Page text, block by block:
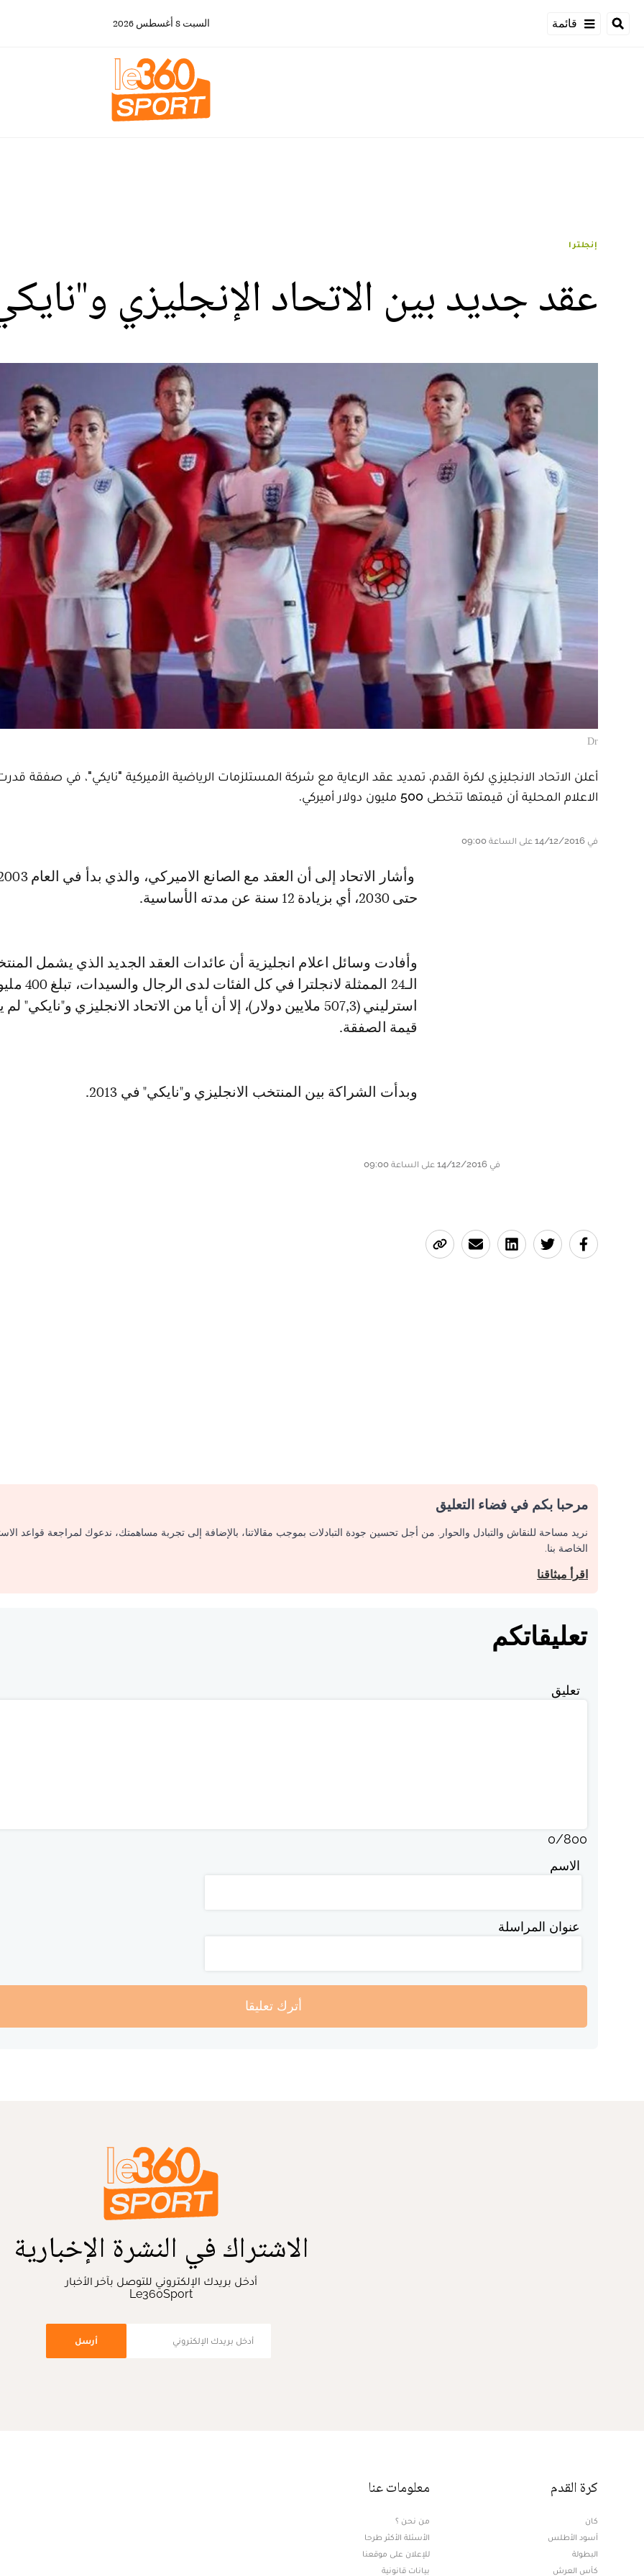
قائمة السبت 8 أغسطس 2026
إنجلترا
عقد جديد بين الاتحاد الإنجليزي
Dr
أعلن الاتحاد الانجليزي لكرة القدم، تمديد عقد الرعاية مع شركة المستلزمات الرياضية الأميركية "نايكي"، في صفقة
الاعلام المحلية أن قيمتها تتخطى 500 مليون دولار أميركي.
في 14/12/2016 على الساعة 09:00
وأشار الاتحاد إلى أن العقد مع الصانع الاميركي، والذي بدأ في العام 2003، سيمتد
حتى 2030، أي بزيادة 12 سنة عن مدته الأساسية.
وأفادت وسائل اعلام انجليزية أن عائدات العقد الجديد الذي يشمل
الـ24 الممثلة
استرليني (507,3 ملايين دولار)، إلا أن أيا من الاتحاد الانجليزي و"نايكي"
قيمة الصفقة.
وبدأت الشراكة بين المنتخب الانجليزي و"نايكي" في 2013.
في 14/12/2016 على الساعة 09:00
مرحبا بكم في فضاء التعليق
نريد مساحة للنقاش والتبادل والحوار. من أجل تحسين جودة التبادلات بموجب مقالاتنا، بالإضافة إلى تجربة مساهمتك، ندعوك لمراجعة قواعد
الخاصة بنا.
اقرأ ميثاقنا
تعليقاتكم
تعليق
0/800
الاسم
عنوان المراسلة
أترك تعليقا
الاشتراك في النشرة الإخبارية
أدخل بريدك الإلكتروني للتوصل بآخر الأخبار
Le360Sport
أرسل
كرة القدم
كان
أسود الأطلس
البطولة
كأس العرش
معلومات عنا
من نحن ؟
الأسئلة الأكثر طرحا
للإعلان على موقعنا
بيانات قانونية